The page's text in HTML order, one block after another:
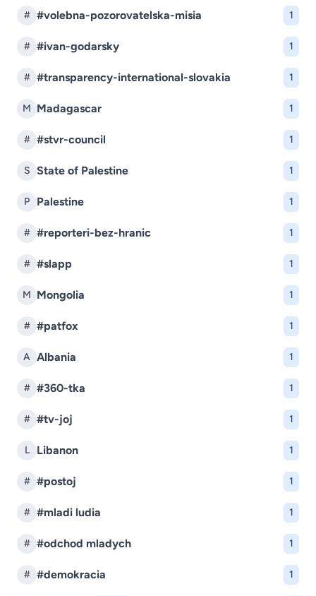
# #volebna-pozorovatelska-misia 1
# #ivan-godarsky 1
# #transparency-international-slovakia 1
M Madagascar 1
# #stvr-council 1
S State of Palestine 1
P Palestine 1
# #reporteri-bez-hranic 1
# #slapp 1
M Mongolia 1
# #patfox 1
A Albania 1
# #360-tka 1
# #tv-joj 1
L Libanon 1
# #postoj 1
# #mladi ludia 1
# #odchod mladych 1
# #demokracia 1